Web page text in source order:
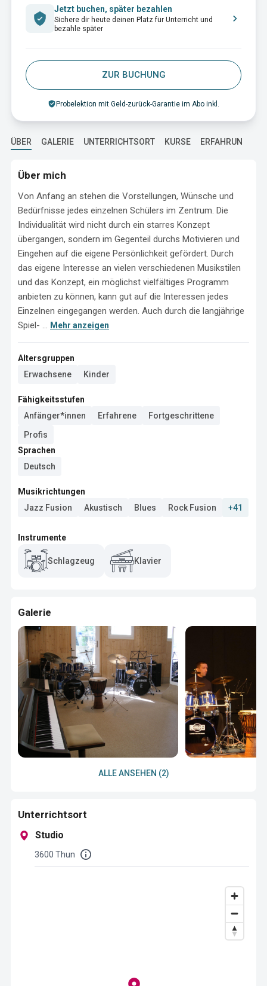
Jetzt buchen, später bezahlen
Sichere dir heute deinen Platz für Unterricht und
bezahle später
ZUR BUCHUNG
Probelektion mit Geld-zurück-Garantie im Abo inkl.
ÜBER GALERIE UNTERRICHTSORT KURSE ERFAHRUNG
Über mich
Von Anfang an stehen die Vorstellungen, Wünsche und
Bedürfnisse jedes einzelnen Schülers im Zentrum. Die
Individualität wird nicht durch ein starres Konzept
übergangen, sondern im Gegenteil durchs Motivieren und
Eingehen auf die eigene Persönlichkeit gefördert. Durch
das eigene Interesse an vielen verschiedenen Musikstilen
und das Konzept, ein möglichst vielfältiges Programm
anbieten zu können, kann gut auf die Interessen jedes
Einzelnen eingegangen werden. Auch durch die langjährige
Spiel- ... Mehr anzeigen
Altersgruppen
Erwachsene
Kinder
Fähigkeitsstufen
Anfänger*innen
Erfahrene
Fortgeschrittene
Profis
Sprachen
Deutsch
Musikrichtungen
Jazz Fusion
Akustisch Blues Rock Fusion +41
Instrumente
Schlagzeug Klavier
Galerie
ALLE ANSEHEN (2)
Unterrichtsort
Studio
3600 Thun